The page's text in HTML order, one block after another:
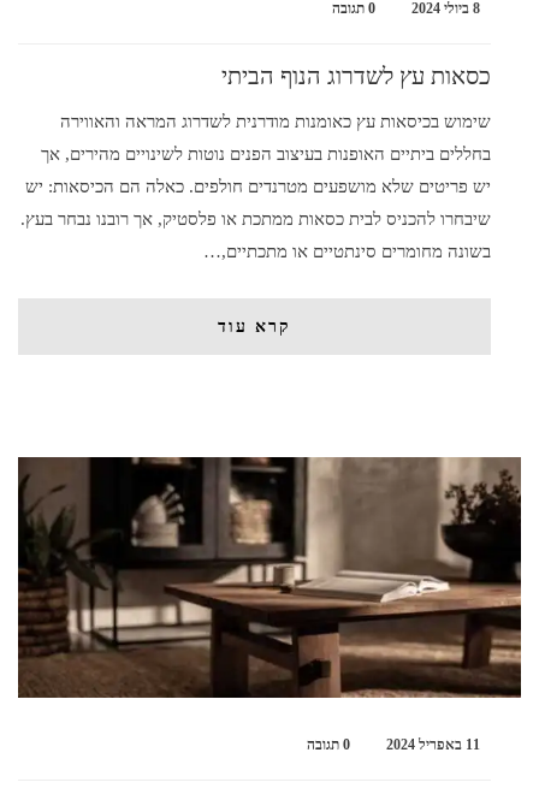
8 ביולי 2024 0 תגובה
כסאות עץ לשדרוג הנוף הביתי
שימוש בכיסאות עץ כאומנות מודרנית לשדרוג המראה והאווירה
בחללים ביתיים האופנות בעיצוב הפנים נוטות לשינויים מהירים, אך
יש פריטים שלא מושפעים מטרנדים חולפים. כאלה הם הכיסאות: יש
שיבחרו להכניס לבית כסאות ממתכת או פלסטיק, אך רובנו נבחר בעץ.
בשונה מחומרים סינתטיים או מתכתיים,…
קרא עוד
11 באפריל 2024 0 תגובה